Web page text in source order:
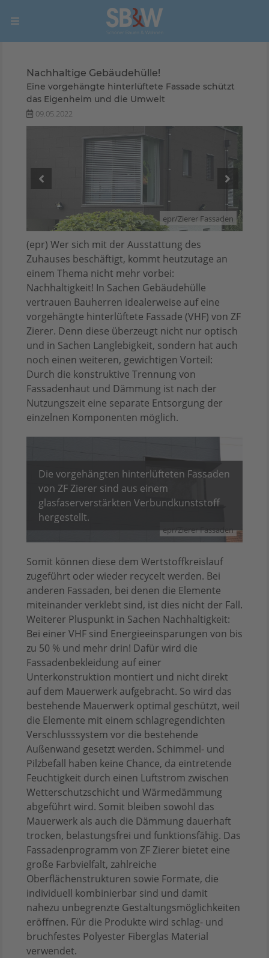
Nachhaltige Gebäudehülle!
Eine vorgehängte hinterlüftete Fassade schützt
das Eigenheim und die Umwelt
09.05.2022
epr/Zierer Fassaden
(epr) Wer sich mit der Ausstattung des
Zuhauses beschäftigt, kommt heutzutage an
einem Thema nicht mehr vorbei:
Nachhaltigkeit! In Sachen Gebäudehülle
vertrauen Bauherren idealerweise auf eine
vorgehängte hinterlüftete Fassade (VHF) von ZF
Zierer. Denn diese überzeugt nicht nur optisch
und in Sachen Langlebigkeit, sondern hat auch
noch einen weiteren, gewichtigen Vorteil:
Durch die konstruktive Trennung von
Fassadenhaut und Dämmung ist nach der
Nutzungszeit eine separate Entsorgung der
einzelnen Komponenten möglich.
epr/Zierer Fassaden
Die vorgehängten hinterlüfteten Fassaden
von ZF Zierer sind aus einem
glasfaserverstärkten Verbundkunststoff
hergestellt.
Somit können diese dem Wertstoffkreislauf
zugeführt oder wieder recycelt werden. Bei
anderen Fassaden, bei denen die Elemente
miteinander verklebt sind, ist dies nicht der Fall.
Weiterer Pluspunkt in Sachen Nachhaltigkeit:
Bei einer VHF sind Energieeinsparungen von bis
zu 50 % und mehr drin! Dafür wird die
Fassadenbekleidung auf einer
Unterkonstruktion montiert und nicht direkt
auf dem Mauerwerk aufgebracht. So wird das
bestehende Mauerwerk optimal geschützt, weil
die Elemente mit einem schlagregendichten
Verschlusssystem vor die bestehende
Außenwand gesetzt werden. Schimmel- und
Pilzbefall haben keine Chance, da eintretende
Feuchtigkeit durch einen Luftstrom zwischen
Wetterschutzschicht und Wärmedämmung
abgeführt wird. Somit bleiben sowohl das
Mauerwerk als auch die Dämmung dauerhaft
trocken, belastungsfrei und funktionsfähig. Das
Fassadenprogramm von ZF Zierer bietet eine
große Farbvielfalt, zahlreiche
Oberflächenstrukturen sowie Formate, die
individuell kombinierbar sind und damit
nahezu unbegrenzte Gestaltungsmöglichkeiten
eröffnen. Für die Produkte wird schlag- und
bruchfestes Polyester Fiberglas Material
verwendet.